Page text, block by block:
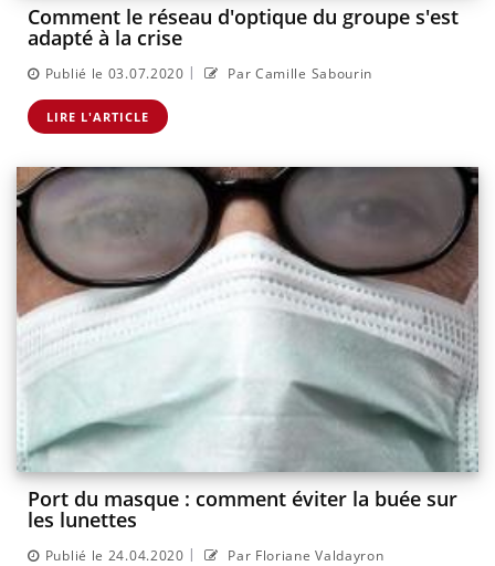
Comment le réseau d'optique du groupe s'est
adapté à la crise
Publié le 03.07.2020 | Par Camille Sabourin
LIRE L'ARTICLE
Port du masque : comment éviter la buée sur
les lunettes
Publié le 24.04.2020 | Par Floriane Valdayron